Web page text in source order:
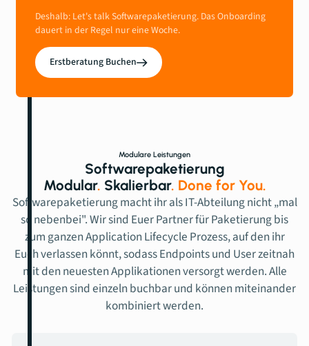
Deshalb: Let's talk Softwarepaketierung. Das Onboarding
dauert in der Regel nur eine Woche.
Erstberatung Buchen
Modulare Leistungen
Softwarepaketierung
Modular. Skalierbar. Done for You.
Softwarepaketierung macht ihr als IT-Abteilung nicht „mal
so nebenbei". Wir sind Euer Partner für Paketierung bis
zum ganzen Application Lifecycle Prozess, auf den ihr
Euch verlassen könnt, sodass Endpoints und User zeitnah
mit den neuesten Applikationen versorgt werden. Alle
Leistungen sind einzeln buchbar und können miteinander
kombiniert werden.